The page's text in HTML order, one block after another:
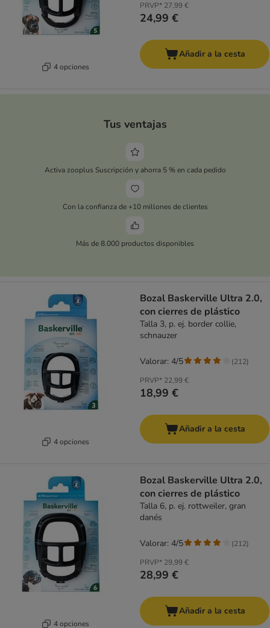
4 opciones
PRVP* 27,99 €
24,99 €
Añadir a la cesta
Tus ventajas
Activa zooplus Suscripción y ahorra 5 % en cada pedido
Con la confianza de +10 millones de clientes
Más de 8.000 productos disponibles
4 opciones
Bozal Baskerville Ultra 2.0,
con cierres de plástico
Talla 3, p. ej. border collie,
schnauzer
PRVP* 22,99 €
18,99 €
Valorar: 4/5 (212)
Añadir a la cesta
4 opciones
Bozal Baskerville Ultra 2.0,
con cierres de plástico
Talla 6, p. ej. rottweiler, gran
danés
PRVP* 29,99 €
28,99 €
Valorar: 4/5 (212)
Añadir a la cesta